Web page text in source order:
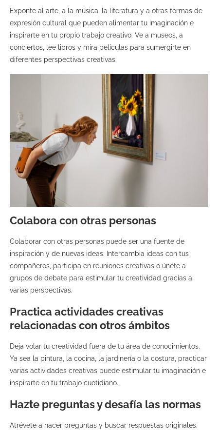
Exponte al arte, a la música, la literatura y a otras formas de
expresión cultural que pueden alimentar tu imaginación e
inspirarte en tu propio trabajo creativo. Ve a museos, a
conciertos, lee libros y mira películas para sumergirte en
diferentes perspectivas creativas.
Colabora con otras personas
Colaborar con otras personas puede ser una fuente de
inspiración y de nuevas ideas. Intercambia ideas con tus
compañeros, participa en reuniones creativas o únete a
grupos de debate para estimular tu creatividad gracias a
varias perspectivas.
Practica actividades creativas
relacionadas con otros ámbitos
Deja volar tu creatividad fuera de tu área de conocimientos.
Ya sea la pintura, la cocina, la jardinería o la costura, practicar
varias actividades creativas puede estimular tu imaginación e
inspirarte en tu trabajo cuotidiano.
Hazte preguntas y desafía las normas
Atrévete a hacer preguntas y buscar respuestas originales.